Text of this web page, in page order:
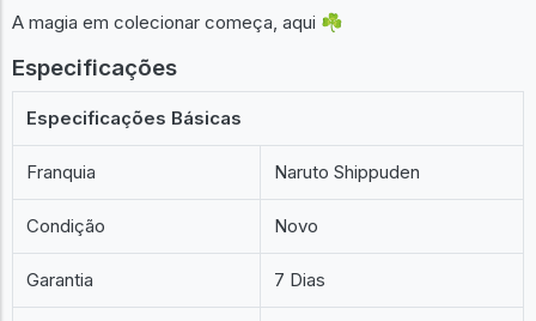
A magia em colecionar começa, aqui ☘️
Especificações
Especificações Básicas
Franquia Naruto Shippuden
Condição Novo
Garantia 7 Dias